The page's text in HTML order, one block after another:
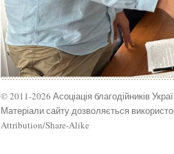
© 2011-2026 Асоціація благодійників
Матеріали сайту дозволяється
Attribution/Share-Alike